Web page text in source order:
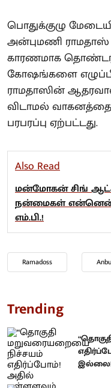
பொதுக்குழு
அன்புமணி ராமதாஸ்
காரணமாக
கோஷங்களை
ராமதாஸின்
விடாமல் வாகனத்தை
பரபரப்பு ஏற்பட்டது.
Also Read
மன்மோகன் சிங்
நன்மைகள்
எம்.பி.!
Ramadoss
Trending